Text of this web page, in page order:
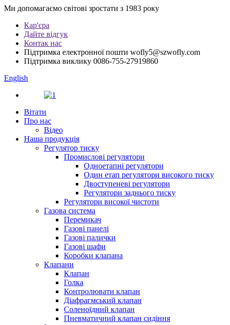
Ми допомагаємо світові зростати з 1983 року
Кар'єра
Дайте відгук
Контак нас
Підтримка електронної пошти wofly5@szwofly.com
Підтримка виклику 0086-755-27919860
English
Вітати
Про нас
Відео
Наша продукція
Регулятор тиску
Промислові регулятори
Одноетапні регулятори
Один етап регулятори високого тиску
Двоступеневі регулятори
Регулятори заднього тиску
Регулятори високої чистоти
Газова система
Перемикач
Газові панелі
Газові палички
Газові шафи
Коробки клапана
Клапани
Клапан
Голка
Контролювати клапан
Діафрагмський клапан
Соленоїдний клапан
Пневматичний клапан сидіння